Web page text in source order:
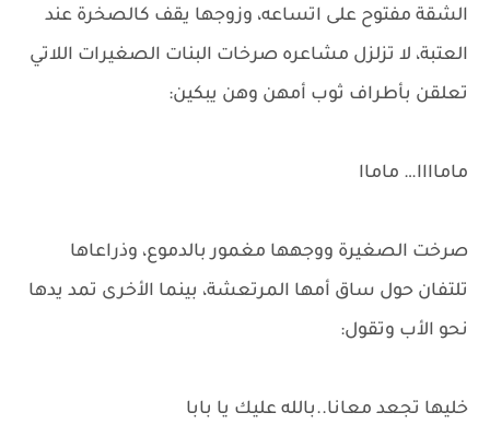
الشقة مفتوح على اتساعه، وزوجها يقف كالصخرة عند
العتبة، لا تزلزل مشاعره صرخات البنات الصغيرات اللاتي
تعلقن بأطراف ثوب أمهن وهن يبكين:
ماماااا… ماماا
صرخت الصغيرة ووجهها مغمور بالدموع، وذراعاها
تلتفان حول ساق أمها المرتعشة، بينما الأخرى تمد يدها
نحو الأب وتقول:
خليها تجعد معانا..بالله عليك يا بابا